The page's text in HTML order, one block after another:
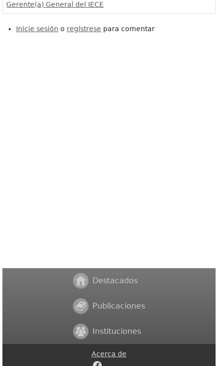
Gerente(a) General del IECE
Inicie sesión o regístrese para comentar
Destacados
Publicaciones
Instituciones
Acerca de